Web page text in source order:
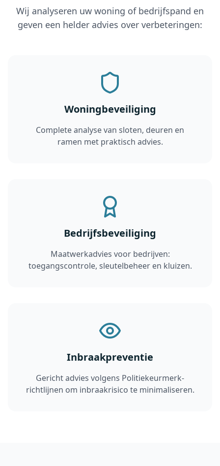
Wij analyseren uw woning of bedrijfspand en
geven een helder advies over verbeteringen:
Woningbeveiliging
Complete analyse van sloten, deuren en
ramen met praktisch advies.
Bedrijfsbeveiliging
Maatwerkadvies voor bedrijven:
toegangscontrole, sleutelbeheer en kluizen.
Inbraakpreventie
Gericht advies volgens Politiekeurmerk-
richtlijnen om inbraakrisico te minimaliseren.